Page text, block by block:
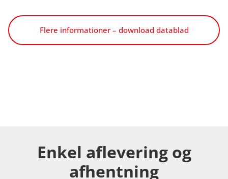
Flere informationer – download datablad
Enkel aflevering og
afhentning